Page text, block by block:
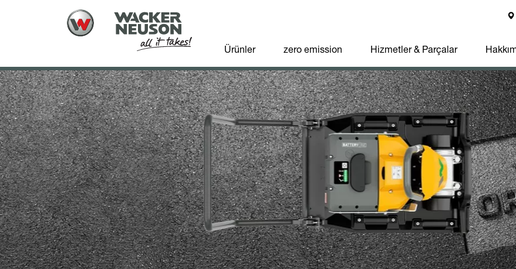
Ürünler zero emission Hizmetler & Parçalar